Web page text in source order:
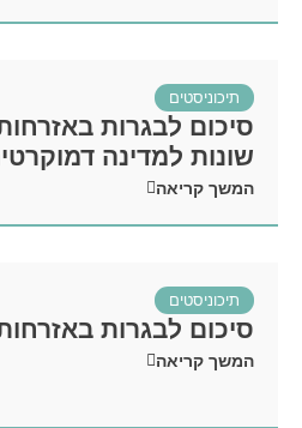
תיכוניסטים
סיכום לבגרות
שונות למדינה
המשך קריאה
תיכוניסטים
סיכום לבגרות
המשך קריאה